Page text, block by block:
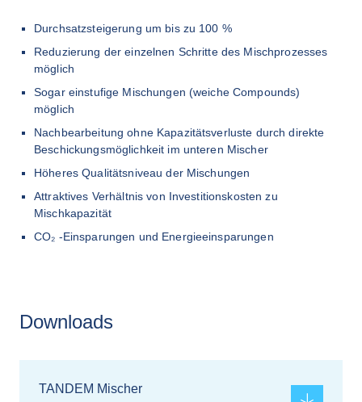
Durchsatzsteigerung um bis zu 100 %
Reduzierung der einzelnen Schritte des Mischprozesses
möglich
Sogar einstufige Mischungen (weiche Compounds)
möglich
Nachbearbeitung ohne Kapazitätsverluste durch direkte
Beschickungsmöglichkeit im unteren Mischer
Höheres Qualitätsniveau der Mischungen
Attraktives Verhältnis von Investitionskosten zu
Mischkapazität
CO₂ -Einsparungen und Energieeinsparungen
Downloads
TANDEM Mischer